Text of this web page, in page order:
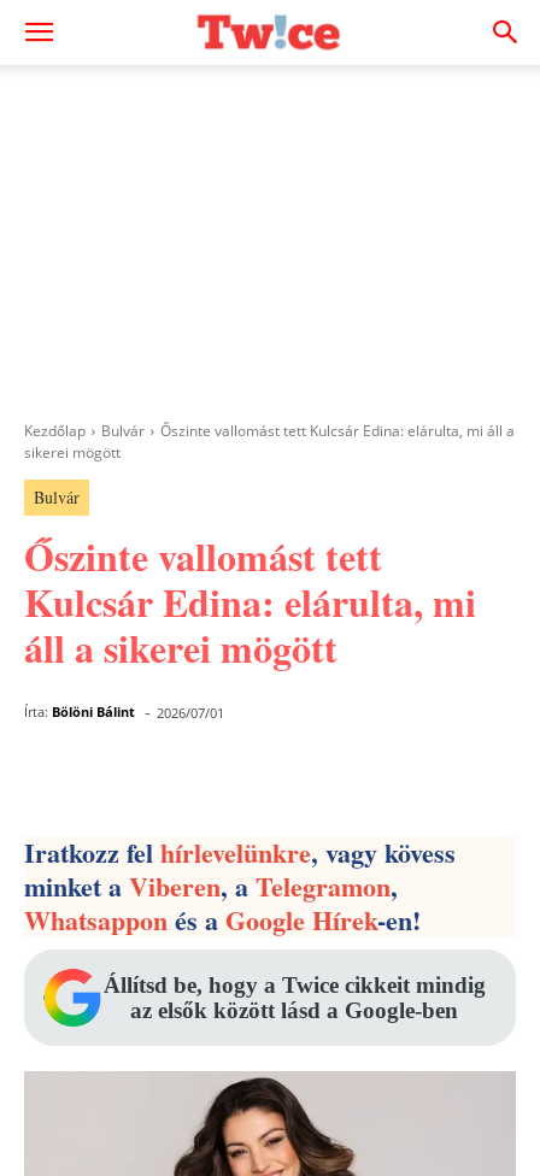
Kezdőlap Bulvár
Őszinte vallomást tett Kulcsár Edina: elárulta, mi áll a
sikerei mögött
Bulvár
Őszinte vallomást tett
Kulcsár Edina: elárulta, mi
áll a sikerei mögött
Írta: Bölöni Bálint - 2026/07/01
Iratkozz felhírlevelünkre, vagy kövess
minket aViberen, aTelegramon,
Whatsapponés aGoogle Hírek-en!
Állítsd be, hogy a Twice cikkeit mindig
az elsők között lásd a Google-ben